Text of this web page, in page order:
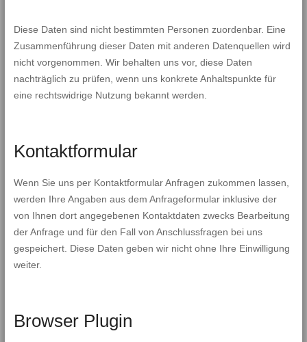
Diese Daten sind nicht bestimmten Personen zuordenbar. Eine
Zusammenführung dieser Daten mit anderen Datenquellen wird
nicht vorgenommen. Wir behalten uns vor, diese Daten
nachträglich zu prüfen, wenn uns konkrete Anhaltspunkte für
eine rechtswidrige Nutzung bekannt werden.
Kontaktformular
Wenn Sie uns per Kontaktformular Anfragen zukommen lassen,
werden Ihre Angaben aus dem Anfrageformular inklusive der
von Ihnen dort angegebenen Kontaktdaten zwecks Bearbeitung
der Anfrage und für den Fall von Anschlussfragen bei uns
gespeichert. Diese Daten geben wir nicht ohne Ihre Einwilligung
weiter.
Browser Plugin